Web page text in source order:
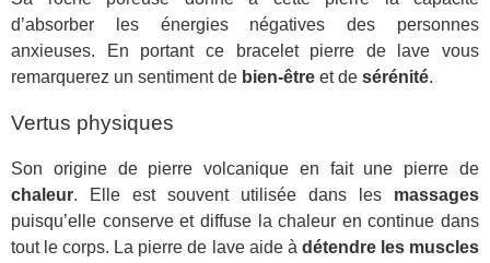
d’absorber les énergies négatives des personnes
anxieuses. En portant ce bracelet pierre de lave vous
remarquerez un sentiment de bien-être et de sérénité.
Vertus physiques
Son origine de pierre volcanique en fait une pierre de
chaleur. Elle est souvent utilisée dans les massages
puisqu’elle conserve et diffuse la chaleur en continue dans
tout le corps. La pierre de lave aide à détendre les muscles